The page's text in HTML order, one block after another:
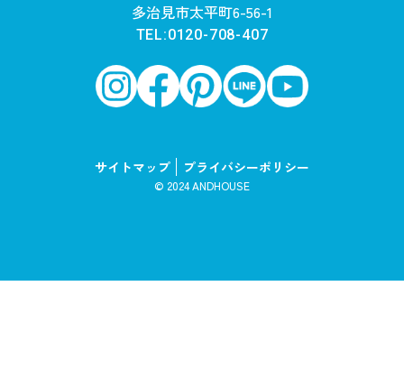
多治見市太平町6-56-1
TEL:0120-708-407
サイトマップ プライバシーポリシー
© 2024 ANDHOUSE